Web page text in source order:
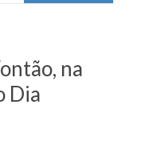
na
Dia